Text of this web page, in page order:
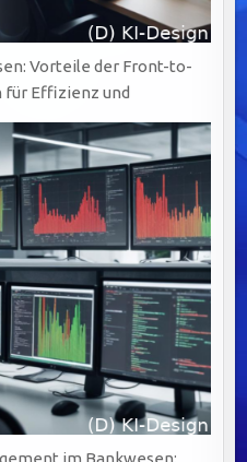
Vorteile der Front-to-
Effizienz und
im Bankwesen: